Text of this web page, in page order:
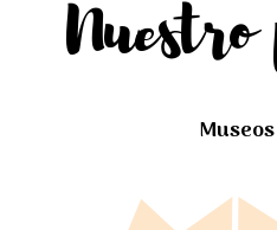
Nuestro
Museos